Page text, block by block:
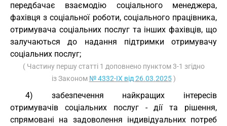
передбачає взаємодію соціального менеджера,
фахівця з соціальної роботи, соціального працівника,
отримувача соціальних послуг та інших фахівців, що
залучаються до надання підтримки отримувачу
соціальних послуг;
( Частину першу статті 1 доповнено пунктом 3-1 згідно
із Законом № 4332-IX від 26.03.2025)
4) забезпечення найкращих інтересів
отримувачів соціальних послуг - дії та рішення,
спрямовані на задоволення індивідуальних потреб